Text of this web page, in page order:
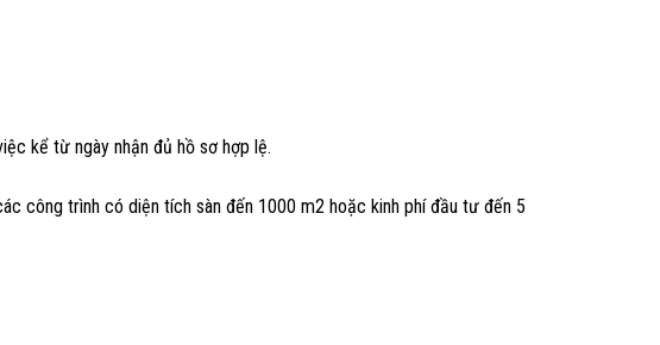
kể từ ngày nhận đủ hồ sơ hợp lệ.
công trình có diện tích sàn đến 1000 m2 hoặc kinh phí đầu tư đến 5